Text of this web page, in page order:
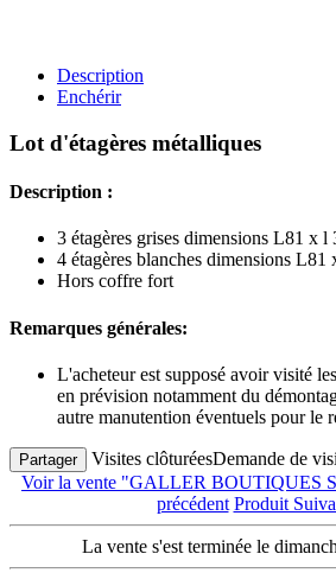
Description
Enchérir
Lot d'étagères métalliques
Description :
3 étagères grises dimensions L81 x
4 étagères blanches dimensions
Hors coffre fort
Remarques générales:
L'acheteur est supposé avoir visité
en prévision notamment du
autre manutention éventuels pour le
Partager Visites clôturéesDemande de
Voir la vente "GALLER BOUTIQUES
précédent Produit
La vente s'est terminée le